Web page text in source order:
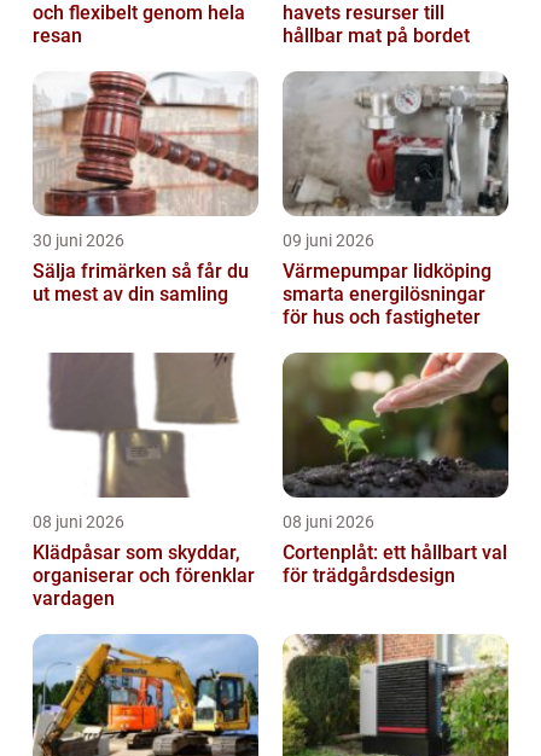
och flexibelt genom hela
resan
havets resurser till
hållbar mat på bordet
30 juni 2026
Sälja frimärken så får du
ut mest av din samling
09 juni 2026
Värmepumpar lidköping
smarta energilösningar
för hus och fastigheter
08 juni 2026
Klädpåsar som skyddar,
organiserar och förenklar
vardagen
08 juni 2026
Cortenplåt: ett hållbart val
för trädgårdsdesign